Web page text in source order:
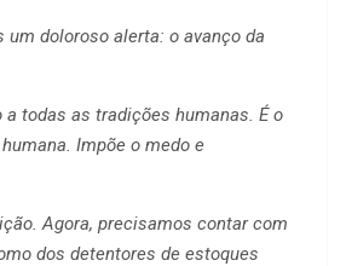
doloroso alerta: o avanço da
todas as tradições humanas. É o
Impõe o medo e
Agora, precisamos contar com
dos detentores de estoques